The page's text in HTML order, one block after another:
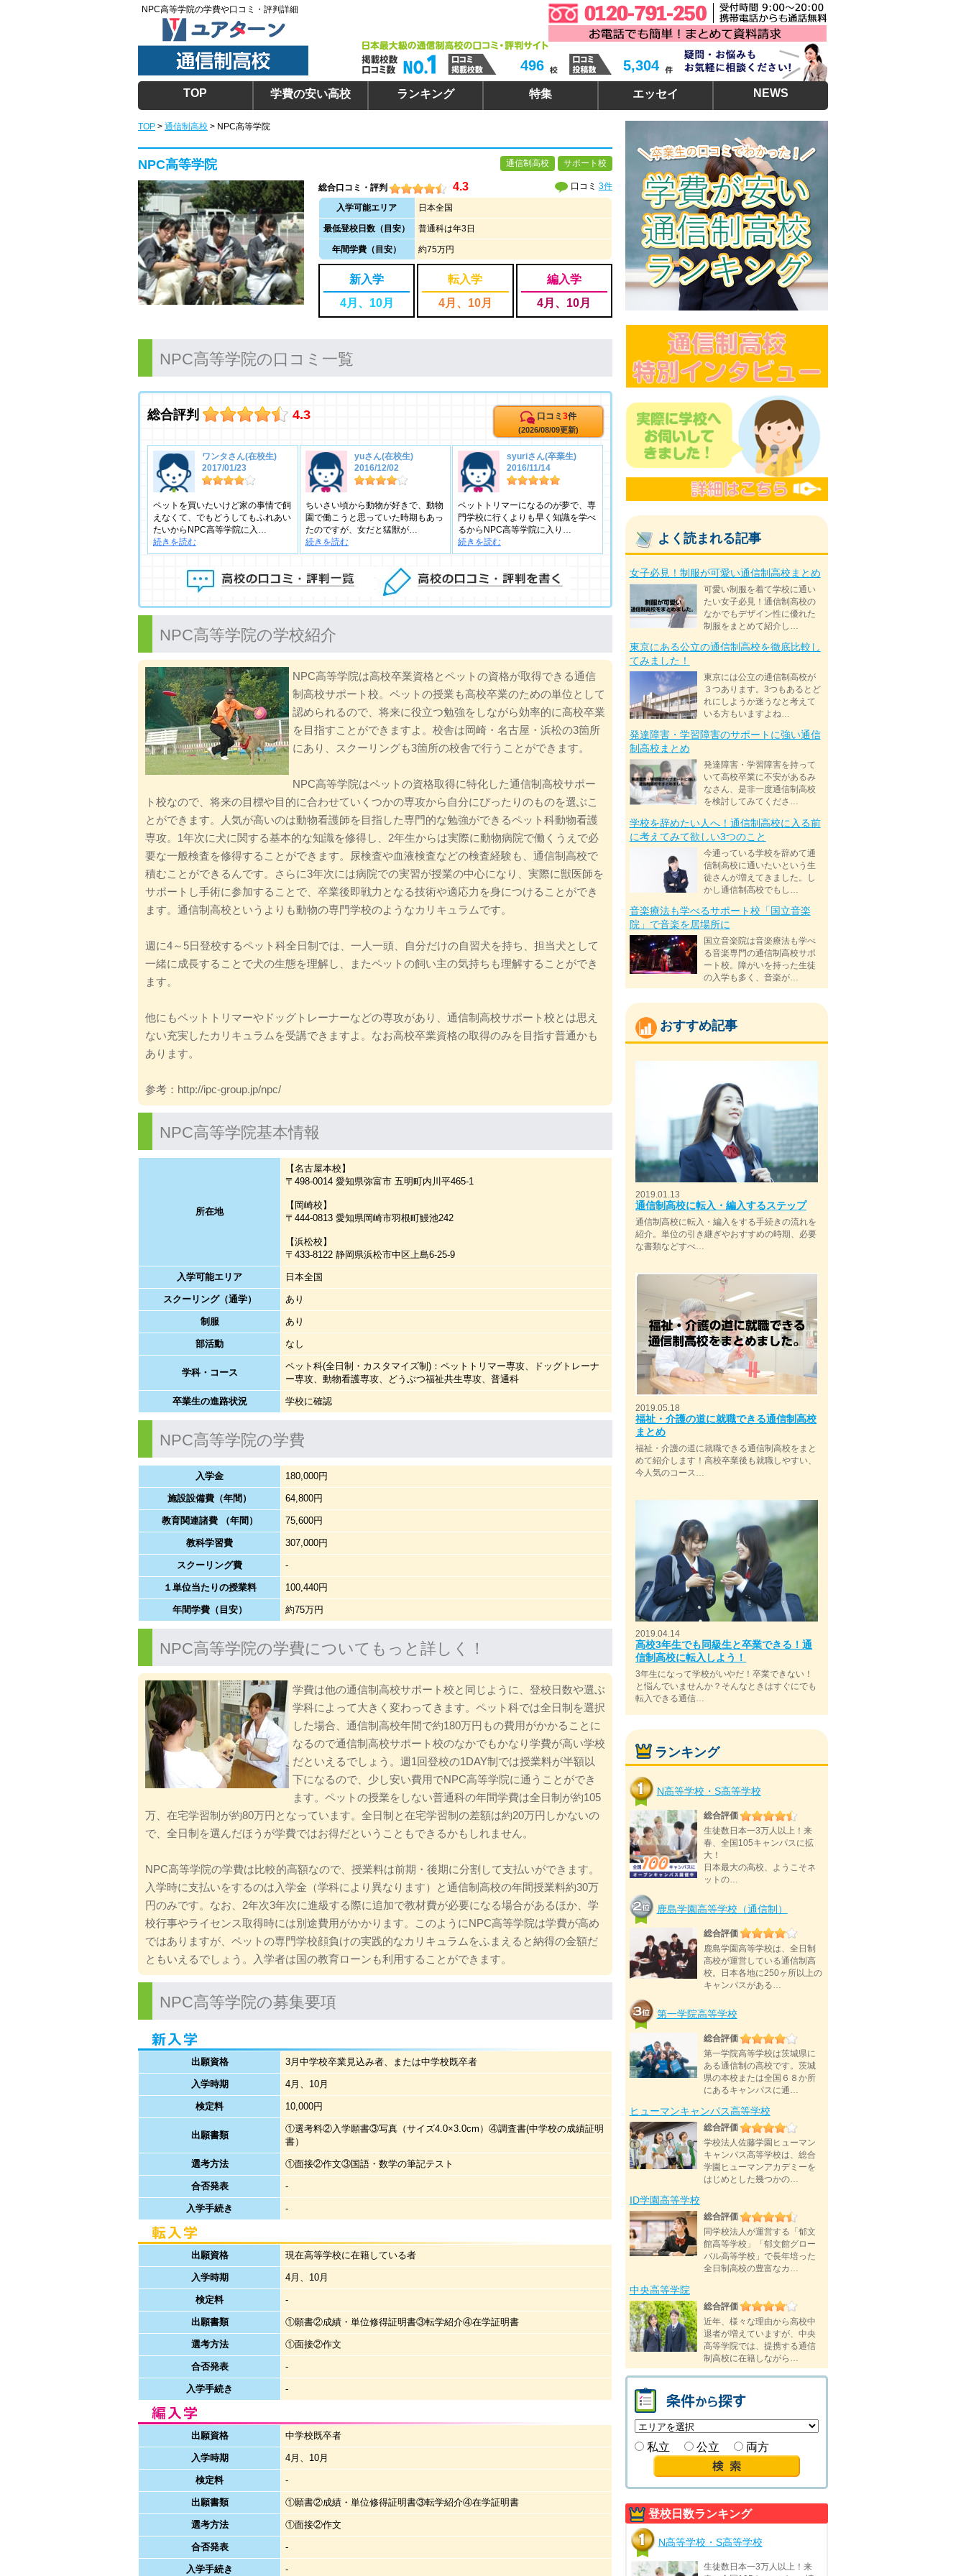
NPC高等学院の学費や口コミ・評判詳細
5,304
496
TOP 学費の安い高校 ランキング 特集 エッセイ NEWS
TOP > 通信制高校 > NPC高等学院
NPC高等学院 通信制高校 サポート校
総合口コミ・評判 4.3 口コミ 3件
入学可能エリア 日本全国
最低登校日数（目安） 普通科は年3日
年間学費（目安） 約75万円
新入学
4月、10月
転入学
4月、10月
編入学
4月、10月
NPC高等学院の口コミ一覧
総合評判 4.3 口コミ 3件
(2026/08/09更新)
ワンタさん(在校生)
2017/01/23
ペットを買いたいけど家の事情で飼
えなくて、でもどうしてもふれあい
たいからNPC高等学院に入…
続きを読む
yuさん(在校生)
2016/12/02
ちいさい頃から動物が好きで、動物
園で働こうと思っていた時期もあっ
たのですが、女だと猛獣が…
続きを読む
syuriさん(卒業生)
2016/11/14
ペットトリマーになるのが夢で、専
門学校に行くよりも早く知識を学べ
るからNPC高等学院に入り…
続きを読む
NPC高等学院の学校紹介
NPC高等学院は高校卒業資格とペットの資格が取得できる通信
制高校サポート校。ペットの授業も高校卒業のための単位として
認められるので、将来に役立つ勉強をしながら効率的に高校卒業
を目指すことができますよ。校舎は岡崎・名古屋・浜松の3箇所
にあり、スクーリングも3箇所の校舎で行うことができます。
NPC高等学院はペットの資格取得に特化した通信制高校サポー
ト校なので、将来の目標や目的に合わせていくつかの専攻から自分にぴったりのものを選ぶこ
とができます。人気が高いのは動物看護師を目指した専門的な勉強ができるペット科動物看護
専攻。1年次に犬に関する基本的な知識を修得し、2年生からは実際に動物病院で働くうえで必
要な一般検査を修得することができます。尿検査や血液検査などの検査経験も、通信制高校で
積むことができるんです。さらに3年次には病院での実習が授業の中心になり、実際に獣医師を
サポートし手術に参加することで、卒業後即戦力となる技術や適応力を身につけることができ
ます。通信制高校というよりも動物の専門学校のようなカリキュラムです。
週に4～5日登校するペット科全日制では、一人一頭、自分だけの自習犬を持ち、担当犬として
一緒に成長することで犬の生態を理解し、またペットの飼い主の気持ちも理解することができ
ます。
他にもペットトリマーやドッグトレーナーなどの専攻があり、通信制高校サポート校とは思え
ない充実したカリキュラムを受講できますよ。なお高校卒業資格の取得のみを目指す普通かも
あります。
参考：http://ipc-group.jp/npc/
NPC高等学院基本情報
所在地
【名古屋本校】
〒498-0014 愛知県弥富市 五明町内川平465-1
【岡崎校】
〒444-0813 愛知県岡崎市羽根町鰻池242
【浜松校】
〒433-8122 静岡県浜松市中区上島6-25-9
入学可能エリア 日本全国
スクーリング（通学） あり
制服 あり
部活動 なし
学科・コース
ペット科(全日制・カスタマイズ制)：ペットトリマー専攻、ドッグトレーナ
ー専攻、動物看護専攻、どうぶつ福祉共生専攻、普通科
卒業生の進路状況 学校に確認
NPC高等学院の学費
入学金 180,000円
施設設備費（年間） 64,800円
教育関連諸費 （年間） 75,600円
教科学習費 307,000円
スクーリング費 -
１単位当たりの授業料 100,440円
年間学費（目安） 約75万円
NPC高等学院の学費についてもっと詳しく！
学費は他の通信制高校サポート校と同じように、登校日数や選ぶ
学科によって大きく変わってきます。ペット科では全日制を選択
した場合、通信制高校年間で約180万円もの費用がかかることに
なるので通信制高校サポート校のなかでもかなり学費が高い学校
だといえるでしょう。週1回登校の1DAY制では授業料が半額以
下になるので、少し安い費用でNPC高等学院に通うことができ
ます。ペットの授業をしない普通科の年間学費は全日制が約105
万、在宅学習制が約80万円となっています。全日制と在宅学習制の差額は約20万円しかないの
で、全日制を選んだほうが学費ではお得だということもできるかもしれません。
NPC高等学院の学費は比較的高額なので、授業料は前期・後期に分割して支払いができます。
入学時に支払いをするのは入学金（学科により異なります）と通信制高校の年間授業料約30万
円のみです。なお、2年次3年次に進級する際に追加で教材費が必要になる場合があるほか、学
校行事やライセンス取得時には別途費用がかかります。このようにNPC高等学院は学費が高め
ではありますが、ペットの専門学校顔負けの実践的なカリキュラムをふまえると納得の金額だ
ともいえるでしょう。入学者は国の教育ローンも利用することができます。
NPC高等学院の募集要項
出願資格 3月中学校卒業見込み者、または中学校既卒者
入学時期 4月、10月
検定料 10,000円
出願書類
①選考料②入学願書③写真（サイズ4.0×3.0cm）④調査書(中学校の成績証明
書）
選考方法 ①面接②作文③国語・数学の筆記テスト
合否発表 -
入学手続き -
出願資格 現在高等学校に在籍している者
入学時期 4月、10月
検定料 -
出願書類 ①願書②成績・単位修得証明書③転学紹介④在学証明書
選考方法 ①面接②作文
合否発表 -
入学手続き -
出願資格 中学校既卒者
入学時期 4月、10月
検定料 -
出願書類 ①願書②成績・単位修得証明書③転学紹介④在学証明書
選考方法 ①面接②作文
合否発表 -
入学手続き -
よく読まれる記事
女子必見！制服が可愛い通信制高校まとめ
可愛い制服を着て学校に通い
たい女子必見！通信制高校の
なかでもデザイン性に優れた
制服をまとめて紹介し…
東京にある公立の通信制高校を徹底比較し
てみました！
東京には公立の通信制高校が
３つあります。3つもあるとど
れにしようか迷うなと考えて
いる方もいますよね…
発達障害・学習障害のサポートに強い通信
制高校まとめ
発達障害・学習障害を持って
いて高校卒業に不安があるみ
なさん、是非一度通信制高校
を検討してみてくださ…
学校を辞めたい人へ！通信制高校に入る前
に考えてみて欲しい3つのこと
今通っている学校を辞めて通
信制高校に通いたいという生
徒さんが増えてきました。し
かし通信制高校でもし…
音楽療法も学べるサポート校「国立音楽
院」で音楽を居場所に
国立音楽院は音楽療法も学べ
る音楽専門の通信制高校サポ
ート校。障がいを持った生徒
の入学も多く、音楽が…
おすすめ記事
2019.01.13
通信制高校に転入・編入するステップ
通信制高校に転入・編入をする手続きの流れを
紹介。単位の引き継ぎやおすすめの時期、必要
な書類などすべ…
2019.05.18
福祉・介護の道に就職できる通信制高校
まとめ
福祉・介護の道に就職できる通信制高校をまと
めて紹介します！高校卒業後も就職しやすい、
今人気のコース…
2019.04.14
高校3年生でも同級生と卒業できる！通
信制高校に転入しよう！
3年生になって学校がいやだ！卒業できない！
と悩んでいませんか？そんなときはすぐにでも
転入できる通信…
ランキング
N高等学校・S高等学校
総合評価
生徒数日本一3万人以上！来
春、全国105キャンパスに拡
大！
日本最大の高校、ようこそネ
ットの…
鹿島学園高等学校（通信制）
総合評価
鹿島学園高等学校は、全日制
高校が運営している通信制高
校。日本各地に250ヶ所以上の
キャンパスがある…
第一学院高等学校
総合評価
第一学院高等学校は茨城県に
ある通信制の高校です。茨城
県の本校または全国６８か所
にあるキャンパスに通…
ヒューマンキャンパス高等学校
総合評価
学校法人佐藤学園ヒューマン
キャンパス高等学校は、総合
学園ヒューマンアカデミーを
はじめとした幾つかの…
ID学園高等学校
総合評価
同学校法人が運営する「郁文
館高等学校」「郁文館グロー
バル高等学校」で長年培った
全日制高校の豊富なカ…
中央高等学院
総合評価
近年、様々な理由から高校中
退者が増えていますが、中央
高等学院では、提携する通信
制高校に在籍しながら…
私立 公立 両方
登校日数ランキング
N高等学校・S高等学校
生徒数日本一3万人以上！来